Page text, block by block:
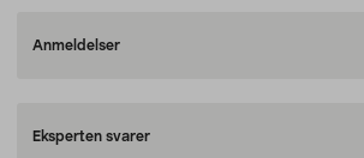
Anmeldelser
Eksperten svarer